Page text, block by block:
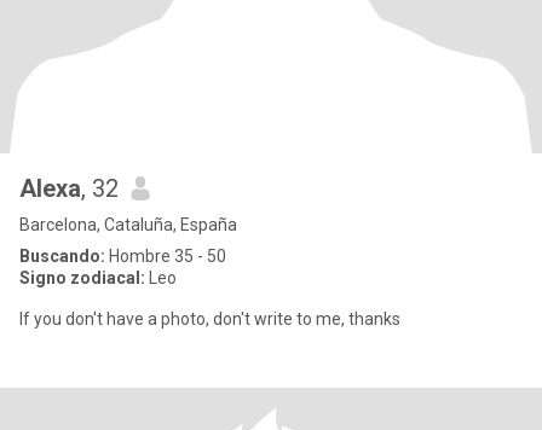
Alexa, 32
Barcelona, Cataluña, España
Buscando: Hombre 35 - 50
Signo zodiacal: Leo
If you don't have a photo, don't write to me, thanks